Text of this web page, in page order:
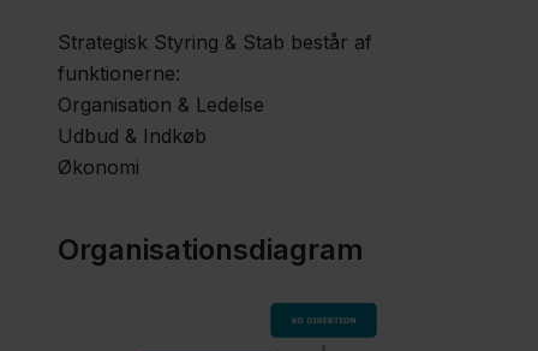
Strategisk Styring & Stab består af
funktionerne:
Organisation & Ledelse
Udbud & Indkøb
Økonomi
Organisationsdiagram